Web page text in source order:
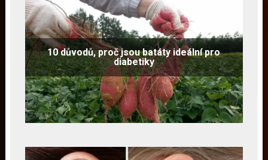
10 důvodů, proč jsou batáty ideální pro
diabetiky